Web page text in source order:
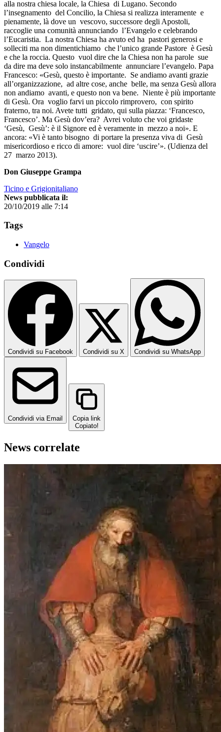
alla nostra chiesa locale, la Chiesa di Lugano. Secondo
l’insegnamento del Concilio, la Chiesa si realizza interamente e
pienamente, là dove un vescovo, successore degli Apostoli,
raccoglie una comunità annunciando l’Evangelo e celebrando
l’Eucaristia. La nostra Chiesa ha avuto ed ha pastori generosi e
solleciti ma non dimentichiamo che l’unico grande Pastore è Gesù
e che la roccia. Questo vuol dire che la Chiesa non ha parole sue
da dire ma deve solo instancabilmente annunciare l’evangelo. Papa
Francesco: «Gesù, questo è importante. Se andiamo avanti grazie
all’organizzazione, ad altre cose, anche belle, ma senza Gesù allora
non andiamo avanti, e questo non va bene. Niente è più importante
di Gesù. Ora voglio farvi un piccolo rimprovero, con spirito
fraterno, tra noi. Avete tutti gridato, qui sulla piazza: ‘Francesco,
Francesco’. Ma Gesù dov’era? Avrei voluto che voi gridaste
‘Gesù, Gesù’: è il Signore ed è veramente in mezzo a noi». E
ancora: «Vi è tanto bisogno di portare la presenza viva di Gesù
misericordioso e ricco di amore: vuol dire ‘uscire’». (Udienza del
27 marzo 2013).
Don Giuseppe Grampa
Ticino e Grigionitaliano
News pubblicata il:
20/10/2019 alle 7:14
Tags
Vangelo
Condividi
Condividi su Facebook Condividi su X Condividi su WhatsApp
Condividi via Email
Copia link
Copiato!
News correlate